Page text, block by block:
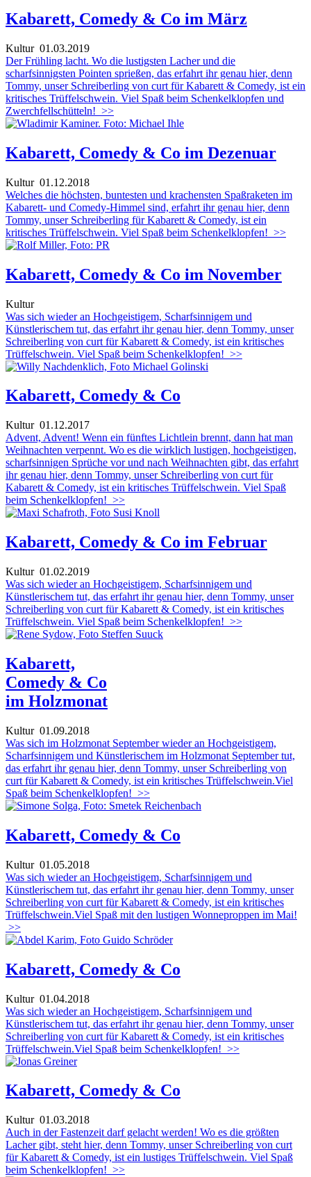
Kabarett, Comedy & Co im März
Kultur01.03.2019
Der Frühling lacht. Wo die lustigsten Lacher und die
scharfsinnigsten Pointen sprießen, das erfahrt ihr genau hier, denn
Tommy, unser Schreiberling von curt für Kabarett & Comedy, ist ein
kritisches Trüffelschwein. Viel Spaß beim Schenkelklopfen und
Zwerchfellschütteln! >>
Kabarett, Comedy & Co im Dezenuar
Kultur01.12.2018
Welches die höchsten, buntesten und krachensten Spaßraketen im
Kabarett- und Comedy-Himmel sind, erfahrt ihr genau hier, denn
Tommy, unser Schreiberling für Kabarett & Comedy, ist ein
kritisches Trüffelschwein. Viel Spaß beim Schenkelklopfen! >>
Kabarett, Comedy & Co im November
Kultur
Was sich wieder an Hochgeistigem, Scharfsinnigem und
Künstlerischem tut, das erfahrt ihr genau hier, denn Tommy, unser
Schreiberling von curt für Kabarett & Comedy, ist ein kritisches
Trüffelschwein. Viel Spaß beim Schenkelklopfen! >>
Kabarett, Comedy & Co
Kultur01.12.2017
Advent, Advent! Wenn ein fünftes Lichtlein brennt, dann hat man
Weihnachten verpennt. Wo es die wirklich lustigen, hochgeistigen,
scharfsinnigen Sprüche vor und nach Weihnachten gibt, das erfahrt
ihr genau hier, denn Tommy, unser Schreiberling von curt für
Kabarett & Comedy, ist ein kritisches Trüffelschwein. Viel Spaß
beim Schenkelklopfen! >>
Kabarett, Comedy & Co im Februar
Kultur01.02.2019
Was sich wieder an Hochgeistigem, Scharfsinnigem und
Künstlerischem tut, das erfahrt ihr genau hier, denn Tommy, unser
Schreiberling von curt für Kabarett & Comedy, ist ein kritisches
Trüffelschwein. Viel Spaß beim Schenkelklopfen! >>
Kabarett,
Comedy & Co
im Holzmonat
Kultur01.09.2018
Was sich im Holzmonat September wieder an Hochgeistigem,
Scharfsinnigem und Künstlerischem im Holzmonat September tut,
das erfahrt ihr genau hier, denn Tommy, unser Schreiberling von
curt für Kabarett & Comedy, ist ein kritisches Trüffelschwein.Viel
Spaß beim Schenkelklopfen! >>
Kabarett, Comedy & Co
Kultur01.05.2018
Was sich wieder an Hochgeistigem, Scharfsinnigem und
Künstlerischem tut, das erfahrt ihr genau hier, denn Tommy, unser
Schreiberling von curt für Kabarett & Comedy, ist ein kritisches
Trüffelschwein.Viel Spaß mit den lustigen Wonneproppen im Mai!
>>
Kabarett, Comedy & Co
Kultur01.04.2018
Was sich wieder an Hochgeistigem, Scharfsinnigem und
Künstlerischem tut, das erfahrt ihr genau hier, denn Tommy, unser
Schreiberling von curt für Kabarett & Comedy, ist ein kritisches
Trüffelschwein.Viel Spaß beim Schenkelklopfen! >>
Kabarett, Comedy & Co
Kultur01.03.2018
Auch in der Fastenzeit darf gelacht werden! Wo es die größten
Lacher gibt, steht hier, denn Tommy, unser Schreiberling von curt
für Kabarett & Comedy, ist ein lustiges Trüffelschwein. Viel Spaß
beim Schenkelklopfen! >>